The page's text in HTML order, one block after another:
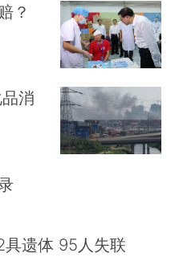
？
消
具遗体 95人失联